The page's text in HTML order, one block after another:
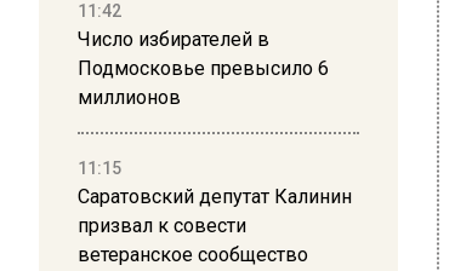
11:42
Число избирателей в
Подмосковье превысило 6
миллионов
11:15
Саратовский депутат Калинин
призвал к совести
ветеранское сообщество